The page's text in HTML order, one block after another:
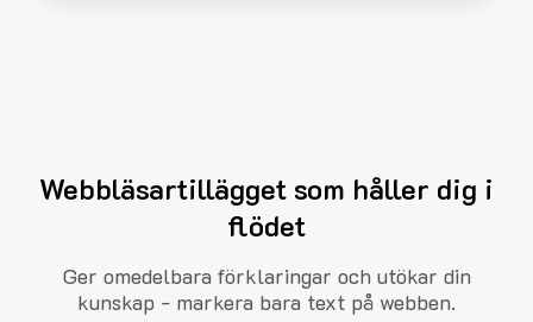
Webbläsartillägget som håller dig i
flödet
Ger omedelbara förklaringar och utökar din
kunskap - markera bara text på webben.